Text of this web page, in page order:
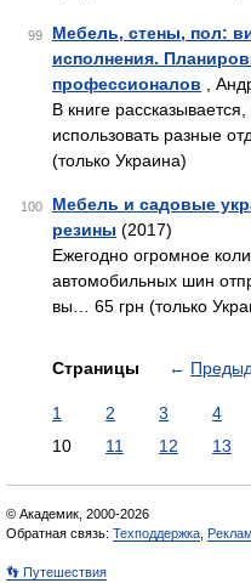
99
Мебель, стены, пол:
исполнения.
профессионалов ,
В книге
использовать разные
(только Украина)
100
Мебель и садовые
резины (2017)
Ежегодно огромное
автомобильных шин
вы… 65 грн (только
Страницы ←
1 2 3 4
10
11 12 13
© Академик, 2000-2026
Обратная связь: Техподдержка
👣 Путешествия